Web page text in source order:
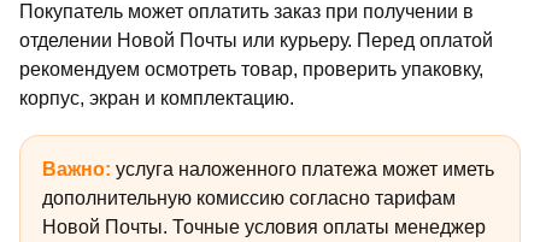
Покупатель может оплатить заказ при получении в
отделении Новой Почты или курьеру. Перед оплатой
рекомендуем осмотреть товар, проверить упаковку,
корпус, экран и комплектацию.
Важно: услуга наложенного платежа может иметь
дополнительную комиссию согласно тарифам
Новой Почты. Точные условия оплаты менеджер